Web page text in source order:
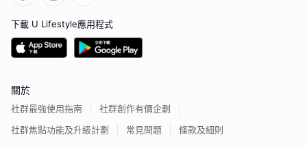
下載 U Lifestyle應用程式
關於
社群最強使用指南
社群創作有價企劃
社群焦點功能及升級計劃
常見問題 條款及細則